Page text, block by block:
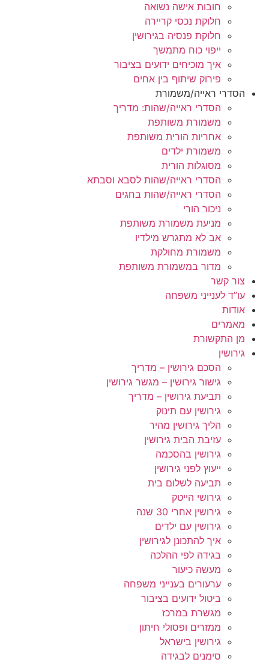
חובות אישה נשואה
חלוקת נכסי קריירה
חלוקת פנסיה בגירושין
ייפוי כוח מתמשך
איך מוכיחים ידועים בציבור
פירוק שיתוף בין אחים
הסדרי ראייה/משמורת
הסדרי ראייה/שהות: מדריך
משמורת משותפת
אחריות הורית משותפת
משמורת ילדים
מסוגלות הורית
הסדרי ראייה/שהות לסבא וסבתא
הסדרי ראייה/שהות בחגים
ניכור הורי
מניעת משמורת משותפת
אב לא מתגרש מילדיו
משמורת מחולקת
מדור במשמורת משותפת
צור קשר
עו”ד לענייני משפחה
אודות
מאמרים
מן התקשורת
גירושין
הסכם גירושין – מדריך
גישור גירושין – מגשר גירושין
תביעת גירושין – מדריך
גירושין עם תינוק
הליך גירושין מהיר
עזיבת הבית גירושין
גירושין בהסכמה
ייעוץ לפני גירושין
תביעה לשלום בית
גירושי הייטק
גירושין אחרי 30 שנה
גירושין עם ילדים
איך להתכונן לגירושין
בגידה לפי ההלכה
מעשה כיעור
ערעורים בענייני משפחה
ביטול ידועים בציבור
מגשרת במרכז
ממזרים ופסולי חיתון
גירושין בישראל
סימנים לבגידה